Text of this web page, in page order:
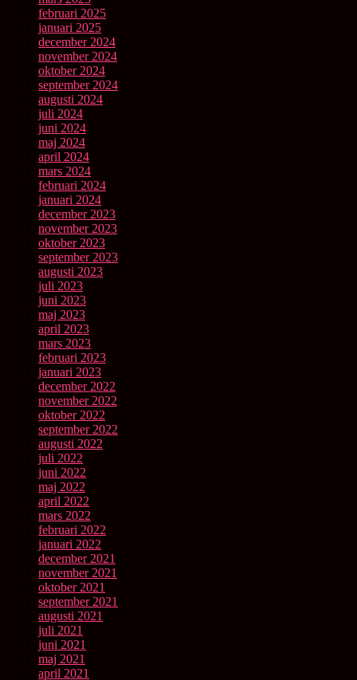
februari 2025
januari 2025
december 2024
november 2024
oktober 2024
september 2024
augusti 2024
juli 2024
juni 2024
maj 2024
april 2024
mars 2024
februari 2024
januari 2024
december 2023
november 2023
oktober 2023
september 2023
augusti 2023
juli 2023
juni 2023
maj 2023
april 2023
mars 2023
februari 2023
januari 2023
december 2022
november 2022
oktober 2022
september 2022
augusti 2022
juli 2022
juni 2022
maj 2022
april 2022
mars 2022
februari 2022
januari 2022
december 2021
november 2021
oktober 2021
september 2021
augusti 2021
juli 2021
juni 2021
maj 2021
april 2021